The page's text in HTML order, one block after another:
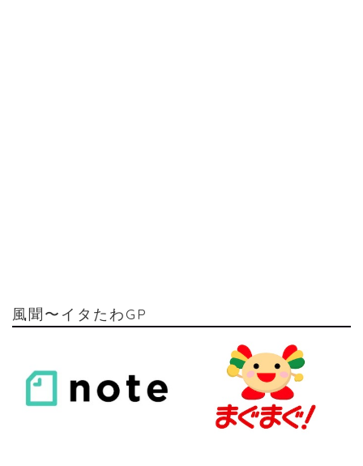
風聞〜イタたわGP